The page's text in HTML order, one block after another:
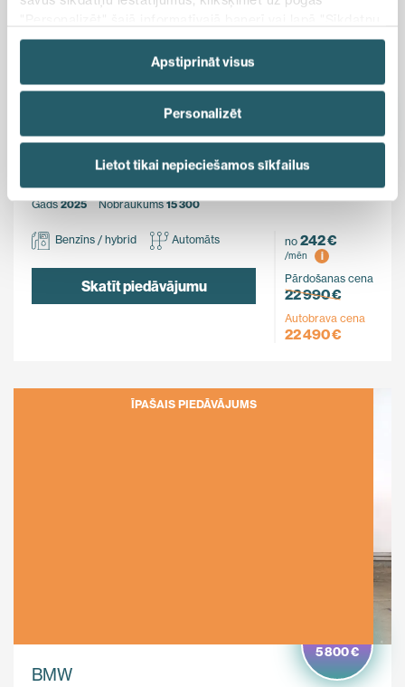
politika". Vairāk informācijas par sīkdatnēm ir pieejama
šajā informatīvajā banerī un mūsu Sīkdatņu politikā.
Apstiprināt visus
Personalizēt
Lietot tikai nepieciešamos sīkfailus
ZS Hybrid+
Gads2025 Nobraukums15 300
Benzīns / hybrid Automāts
Skatīt piedāvājumu
no 242 €
/mēn
i
Pārdošanas cena
22 990 €
Autobrava cena
22 490 €
ĪPAŠAIS PIEDĀVĀJUMS
BMW
5 800 €